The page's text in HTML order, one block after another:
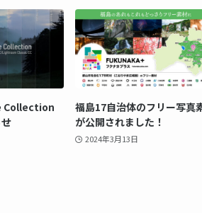
Collection
福島17自治体のフリー写真
が公開されました！
2024年3月13日